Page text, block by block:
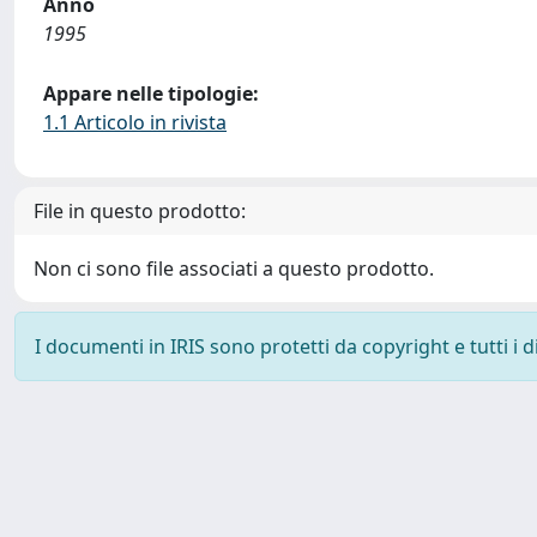
1995
Appare nelle tipologie:
1.1 Articolo in rivista
File in questo prodotto:
Non ci sono file associati a questo prodotto.
I documenti in IRIS sono protetti da copyright e tutti i